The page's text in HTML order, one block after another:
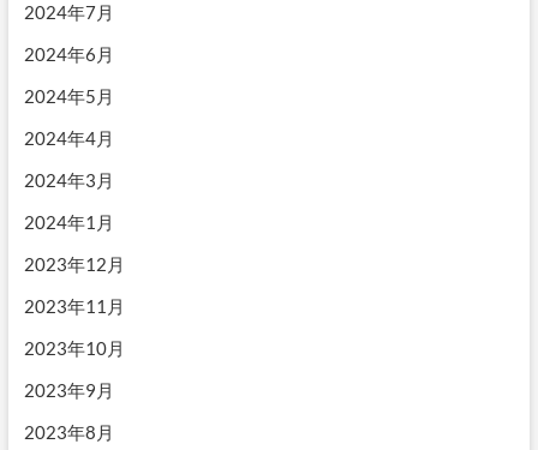
2024年7月
2024年6月
2024年5月
2024年4月
2024年3月
2024年1月
2023年12月
2023年11月
2023年10月
2023年9月
2023年8月